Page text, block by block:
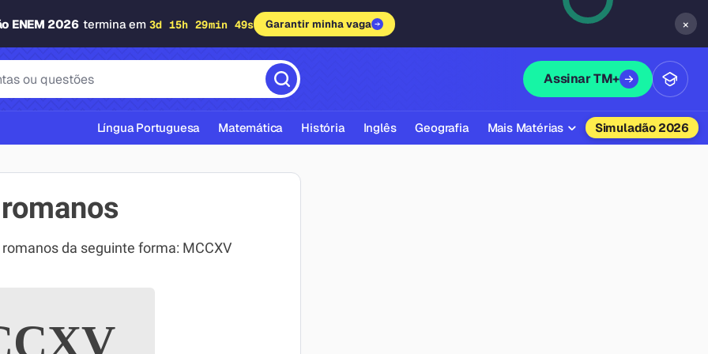
ENEM 2026 termina em 3d 15h 29min 48s Garantir minha vaga ×
Assinar TM+
ABNT
Língua Portuguesa Matemática História Inglês Geografia Mais Matérias Simuladão 2026
da seguinte forma: MCCXV